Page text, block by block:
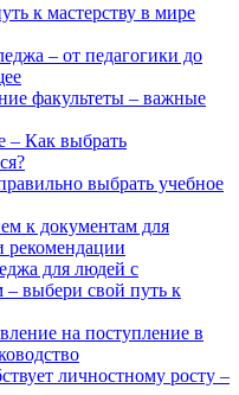
к мастерству в мире
– от педагогики до
факультеты – важные
– Как выбрать
выбрать учебное
к документам для
рекомендации
для людей с
выбери свой путь к
на поступление в
личностному росту –